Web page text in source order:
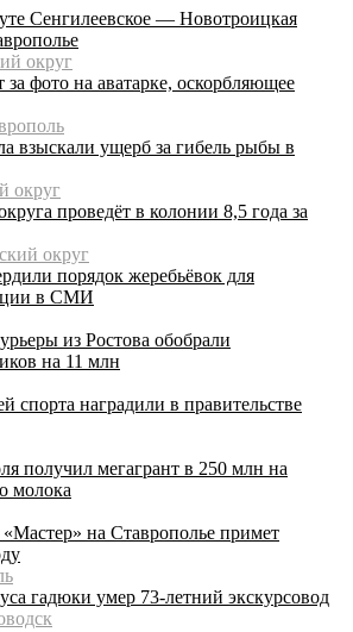
Сенгилеевское — Новотроицкая
округ
за фото на аватарке, оскорбляющее
взыскали ущерб за гибель рыбы в
округ
проведёт в колонии 8,5 года за
округ
порядок жеребьёвок для
в СМИ
из Ростова обобрали
на 11 млн
спорта наградили в правительстве
получил мегагрант в 250 млн на
молока
на Ставрополье примет
гадюки умер 73-летний экскурсовод